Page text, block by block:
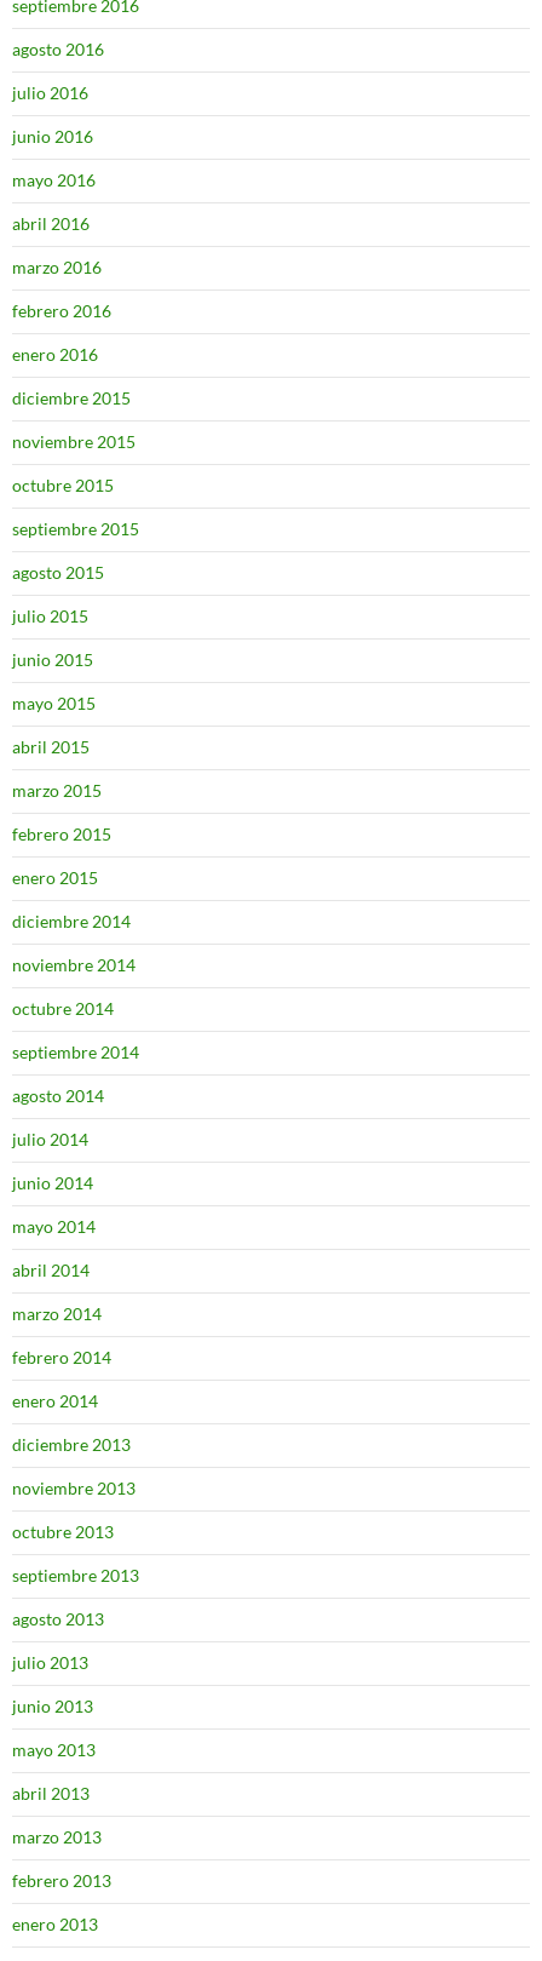
septiembre 2016
agosto 2016
julio 2016
junio 2016
mayo 2016
abril 2016
marzo 2016
febrero 2016
enero 2016
diciembre 2015
noviembre 2015
octubre 2015
septiembre 2015
agosto 2015
julio 2015
junio 2015
mayo 2015
abril 2015
marzo 2015
febrero 2015
enero 2015
diciembre 2014
noviembre 2014
octubre 2014
septiembre 2014
agosto 2014
julio 2014
junio 2014
mayo 2014
abril 2014
marzo 2014
febrero 2014
enero 2014
diciembre 2013
noviembre 2013
octubre 2013
septiembre 2013
agosto 2013
julio 2013
junio 2013
mayo 2013
abril 2013
marzo 2013
febrero 2013
enero 2013